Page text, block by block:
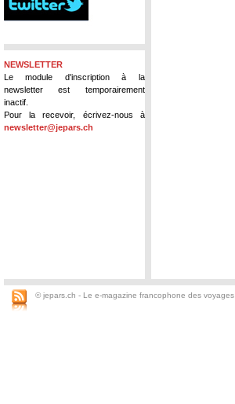
NEWSLETTER
Le module d'inscription à la
newsletter est temporairement
inactif.
Pour la recevoir, écrivez-nous à
newsletter@jepars.ch
© jepars.ch - Le e-magazine francophone des voyages